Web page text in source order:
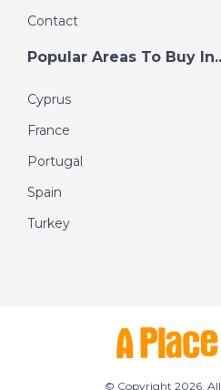
Contact
Popular Areas To Buy
Cyprus
France
Portugal
Spain
Turkey
© Copyright 2026. All